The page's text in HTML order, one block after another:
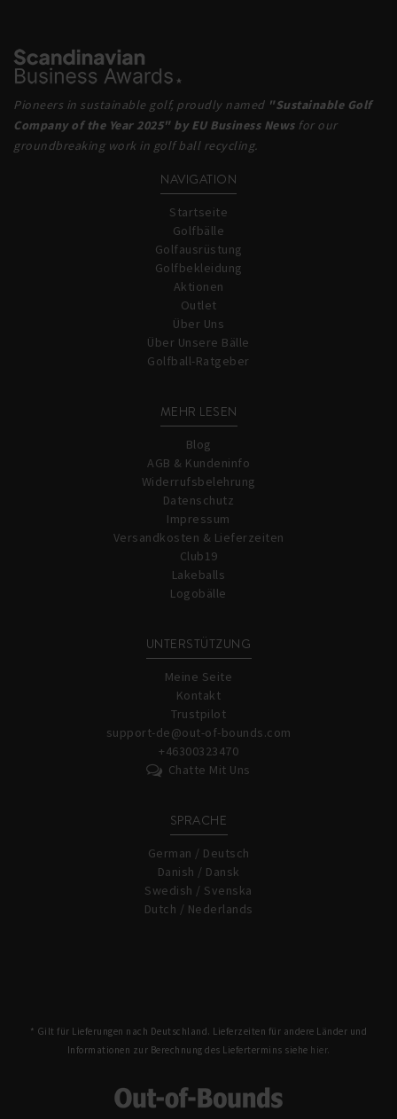
Pioneers in sustainable golf, proudly named "Sustainable Golf
Company of the Year 2025" by EU Business Newsfor our
groundbreaking work in golf ball recycling.
NAVIGATION
Startseite
Golfbälle
Golfausrüstung
Golfbekleidung
Aktionen
Outlet
Über Uns
Über Unsere Bälle
Golfball-Ratgeber
MEHR LESEN
Blog
AGB & Kundeninfo
Widerrufsbelehrung
Datenschutz
Impressum
Versandkosten & Lieferzeiten
Club19
Lakeballs
Logobälle
UNTERSTÜTZUNG
Meine Seite
Kontakt
Trustpilot
support-de@out-of-bounds.com
+46300323470
Chatte Mit Uns
SPRACHE
German / Deutsch
Danish / Dansk
Swedish / Svenska
Dutch / Nederlands
* Gilt für Lieferungen nach Deutschland. Lieferzeiten für andere Länder und
Informationen zur Berechnung des Liefertermins siehe hier.